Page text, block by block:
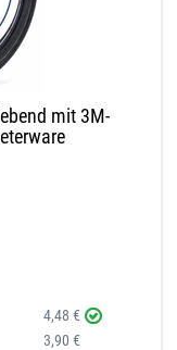
mit 3M-
4,48 €
3,90 €